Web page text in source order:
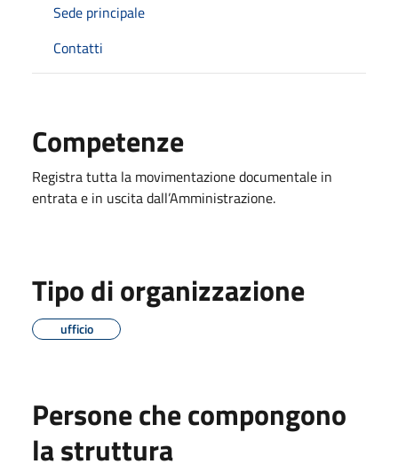
Sede principale
Contatti
Competenze
Registra tutta la movimentazione documentale in
entrata e in uscita dall’Amministrazione.
Tipo di organizzazione
ufficio
Persone che compongono
la struttura